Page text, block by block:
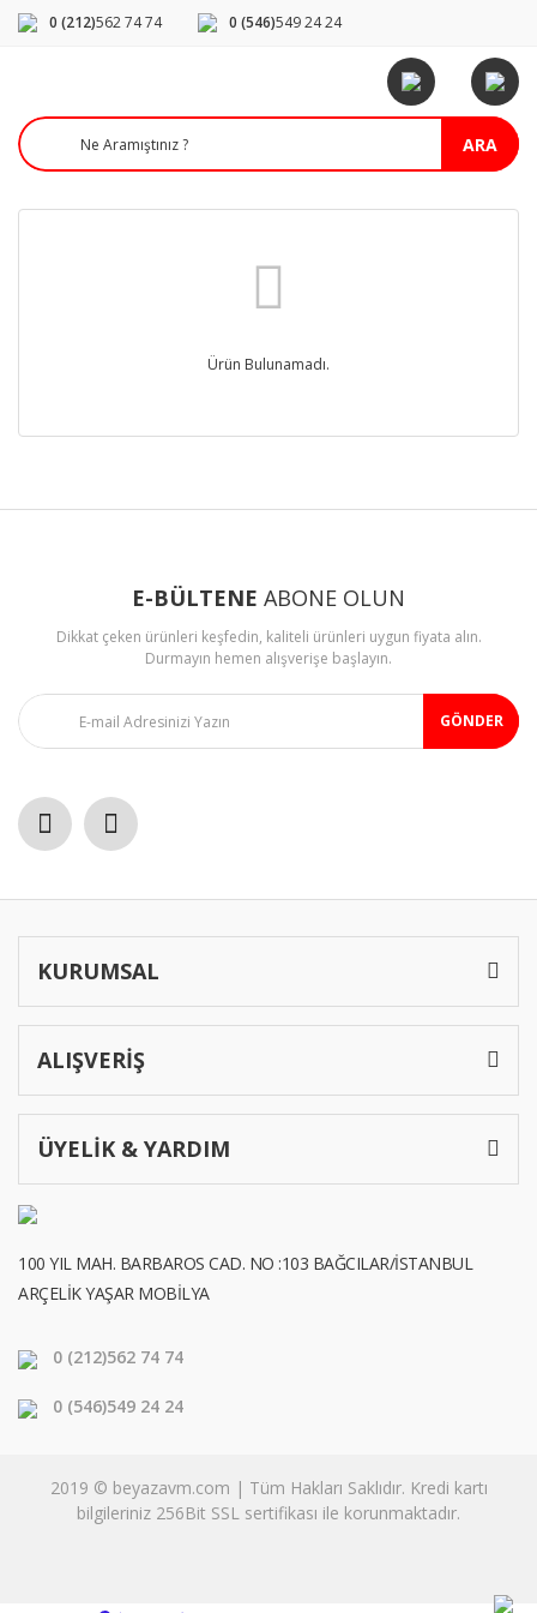
0 (212)562 74 74 0 (546)549 24 24
ARA
Ürün Bulunamadı.
E-BÜLTENE ABONE OLUN
Dikkat çeken ürünleri keşfedin, kaliteli ürünleri uygun fiyata alın.
Durmayın hemen alışverişe başlayın.
GÖNDER
KURUMSAL
ALIŞVERİŞ
ÜYELİK & YARDIM
100 YIL MAH. BARBAROS CAD. NO :103 BAĞCILAR/İSTANBUL
ARÇELİK YAŞAR MOBİLYA
0 (212)562 74 74
0 (546)549 24 24
2019 © beyazavm.com | Tüm Hakları Saklıdır. Kredi kartı
bilgileriniz 256Bit SSL sertifikası ile korunmaktadır.